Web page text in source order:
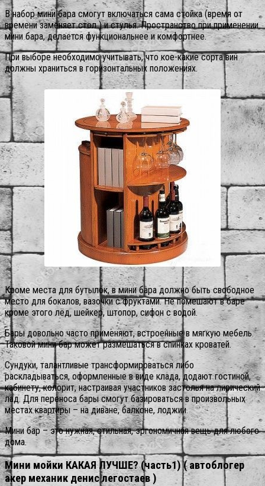
В набор мини бара смогут включаться сама стойка (время от
времени заменяет стол ) и стулья. Пространство при применении
мини бара, делается функциональнее и комфортнее.
При выборе необходимо учитывать, что кое-какие сорта вин
должны храниться в горизонтальных положениях.
Кроме места для бутылок, в мини бара должно быть свободное
место для бокалов, вазочки с фруктами. Не помешают в баре
кроме этого лёд, шейкер, штопор, сифон с водой.
Бары довольно часто применяют, встроенные в мягкую мебель.
Таковой мини бар может размешаться в спинках кроватей.
Сундуки, талантливые трансформироваться либо
раскладываться, оформленные в виде клада, додают гостиной,
кабинету, колорит, настраивая участников застолья на лирический
лад. Для переноса бары смогут базироваться в произвольных
местах квартиры – на диване, балконе, лоджии.
Мини бар – это нужная, стильная, эргономичная вещь для любого
дома.
Мини мойки КАКАЯ ЛУЧШЕ? (часть1) ( автоблогер
акер механик денис легостаев )